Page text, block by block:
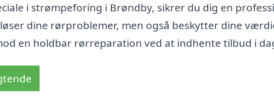
i strømpeforing i Brøndby, sikrer du dig en
dine rørproblemer, men også beskytter dine
en holdbar rørreparation ved at indhente tilbud i